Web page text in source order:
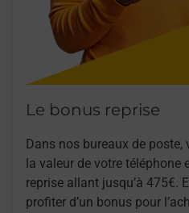
Le bonus reprise
Dans nos bureaux de
la valeur de votre téléphone
reprise allant jusqu’à 475€.
profiter d’un bonus pour